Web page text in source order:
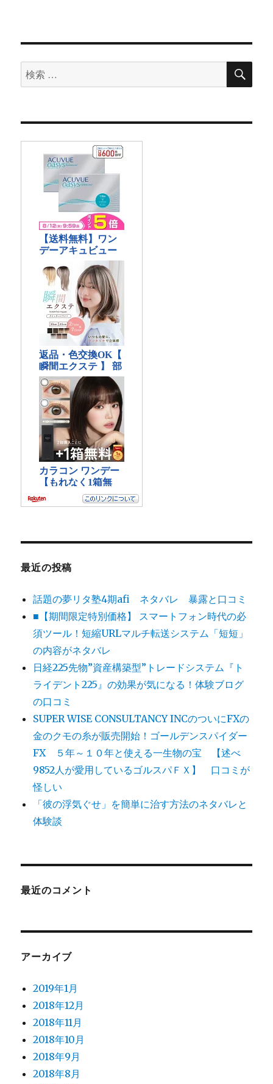
検
索
象:
検
最近の投稿
話題の夢リタ塾4期afi ネタバレ 暴露と口コミ
■【期間限定特別価格】 スマートフォン時代の必
須ツール！短縮URLマルチ転送システム「短短」
の内容がネタバレ
日経225先物”資産構築型”トレードシステム『ト
ライデント225』の効果が気になる！体験ブログ
の口コミ
SUPER WISE CONSULTANCY INCのついにFXの
金のクモの糸が販売開始！ゴールデンスパイダー
FX ５年～１０年と使える一生物の宝 【述べ
9852人が愛用しているゴルスパＦＸ】 口コミが
怪しい
「彼の浮気ぐせ」を簡単に治す方法のネタバレと
体験談
最近のコメント
アーカイブ
2019年1月
2018年12月
2018年11月
2018年10月
2018年9月
2018年8月